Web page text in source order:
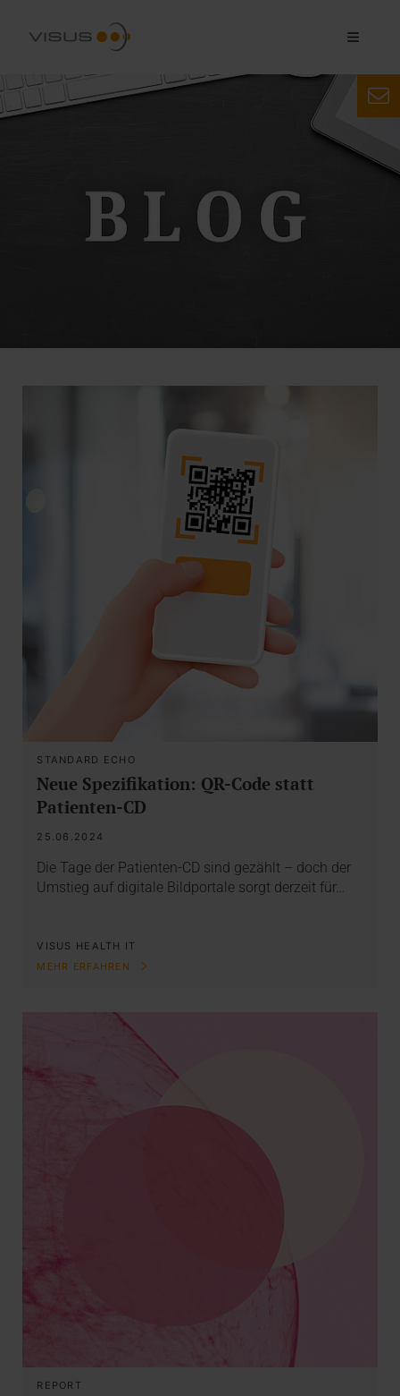
STANDARD ECHO
Neue Spezifikation: QR-Code statt
Patienten-CD
25.06.2024
Die Tage der Patienten-CD sind gezählt – doch der
Umstieg auf digitale Bildportale sorgt derzeit für…
VISUS HEALTH IT
MEHR ERFAHREN
REPORT